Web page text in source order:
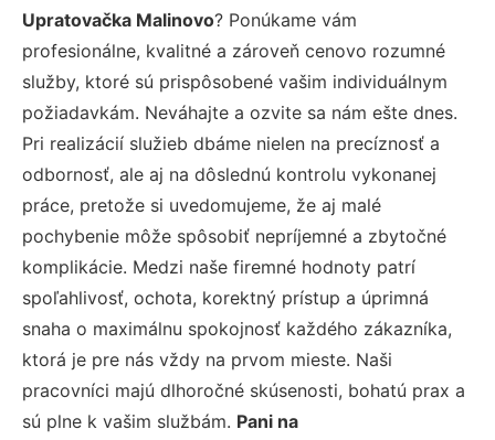
Upratovačka Malinovo? Ponúkame vám
profesionálne, kvalitné a zároveň cenovo rozumné
služby, ktoré sú prispôsobené vašim individuálnym
požiadavkám. Neváhajte a ozvite sa nám ešte dnes.
Pri realizácií služieb dbáme nielen na precíznosť a
odbornosť, ale aj na dôslednú kontrolu vykonanej
práce, pretože si uvedomujeme, že aj malé
pochybenie môže spôsobiť nepríjemné a zbytočné
komplikácie. Medzi naše firemné hodnoty patrí
spoľahlivosť, ochota, korektný prístup a úprimná
snaha o maximálnu spokojnosť každého zákazníka,
ktorá je pre nás vždy na prvom mieste. Naši
pracovníci majú dlhoročné skúsenosti, bohatú prax a
sú plne k vašim službám. Pani na